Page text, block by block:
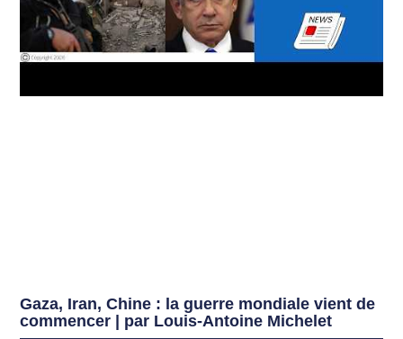
Gaza, Iran, Chine : la guerre mondiale vient de
commencer | par Louis-Antoine Michelet